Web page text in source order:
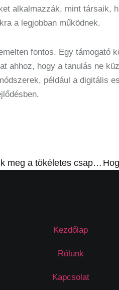
alkalmazzák, mint társaik,
a legjobban működnek.
fontos. Egy támogató
ahhoz, hogy a tanulás ne
például a digitális
Hogyan találjuk meg a tökéletes csapattagot?
Kezdőlap
Rólunk
Kapcsolat